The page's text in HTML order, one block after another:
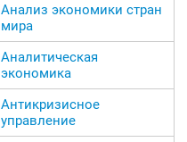
Анализ экономики стран
мира
Аналитическая
экономика
Антикризисное
управление